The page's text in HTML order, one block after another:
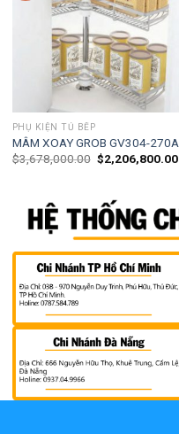
PHỤ KIỆN TỦ BẾP
MÂM XOAY GROB GV304-270A
$3,678,000.00 $2,206,800.00